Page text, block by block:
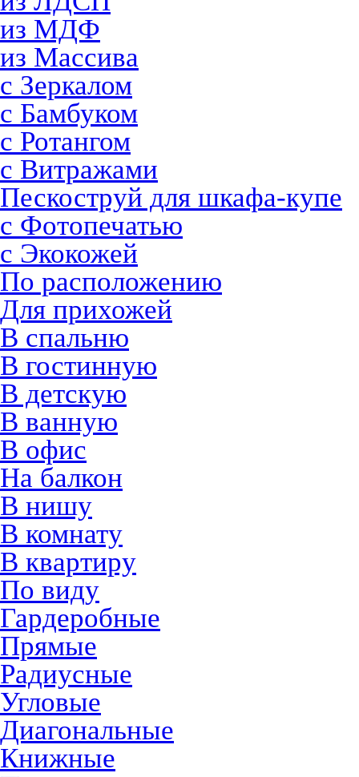
из МДФ
из Массива
с Зеркалом
с Бамбуком
с Ротангом
с Витражами
Пескоструй для шкафа-купе
с Фотопечатью
с Экокожей
По расположению
Для прихожей
В спальню
В гостинную
В детскую
В ванную
В офис
На балкон
В нишу
В комнату
В квартиру
По виду
Гардеробные
Прямые
Радиусные
Угловые
Диагональные
Книжные